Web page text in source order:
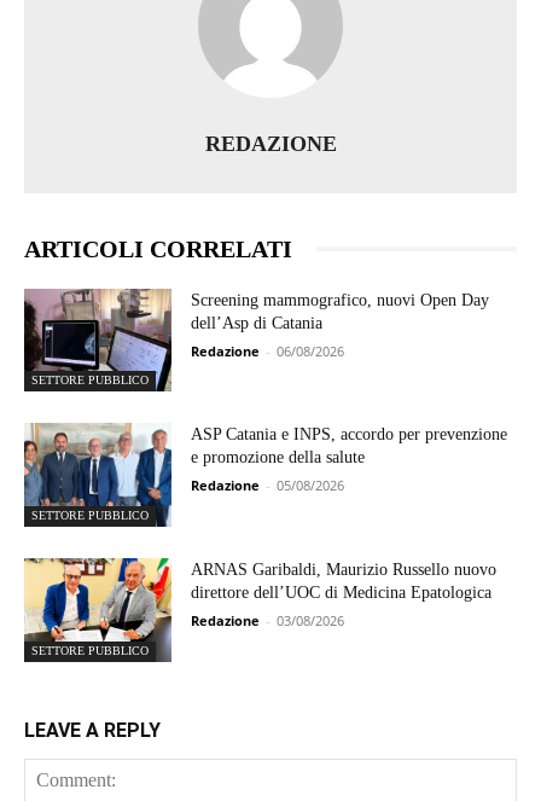
REDAZIONE
ARTICOLI CORRELATI
SETTORE PUBBLICO
Screening mammografico, nuovi Open Day
dell’Asp di Catania
Redazione - 06/08/2026
SETTORE PUBBLICO
ASP Catania e INPS, accordo per prevenzione
e promozione della salute
Redazione - 05/08/2026
SETTORE PUBBLICO
ARNAS Garibaldi, Maurizio Russello nuovo
direttore dell’UOC di Medicina Epatologica
Redazione - 03/08/2026
LEAVE A REPLY